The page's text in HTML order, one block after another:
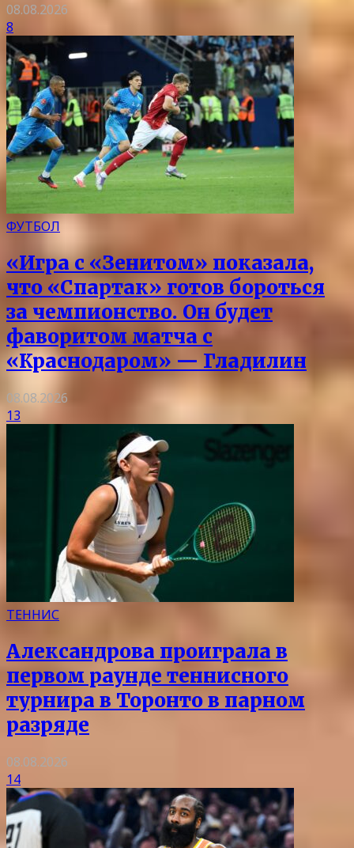
08.08.2026
8
ФУТБОЛ
«Игра с «Зенитом» показала,
что «Спартак» готов бороться
за чемпионство. Он будет
фаворитом матча с
«Краснодаром» — Гладилин
08.08.2026
13
ТЕННИС
Александрова проиграла в
первом раунде теннисного
турнира в Торонто в парном
разряде
08.08.2026
14